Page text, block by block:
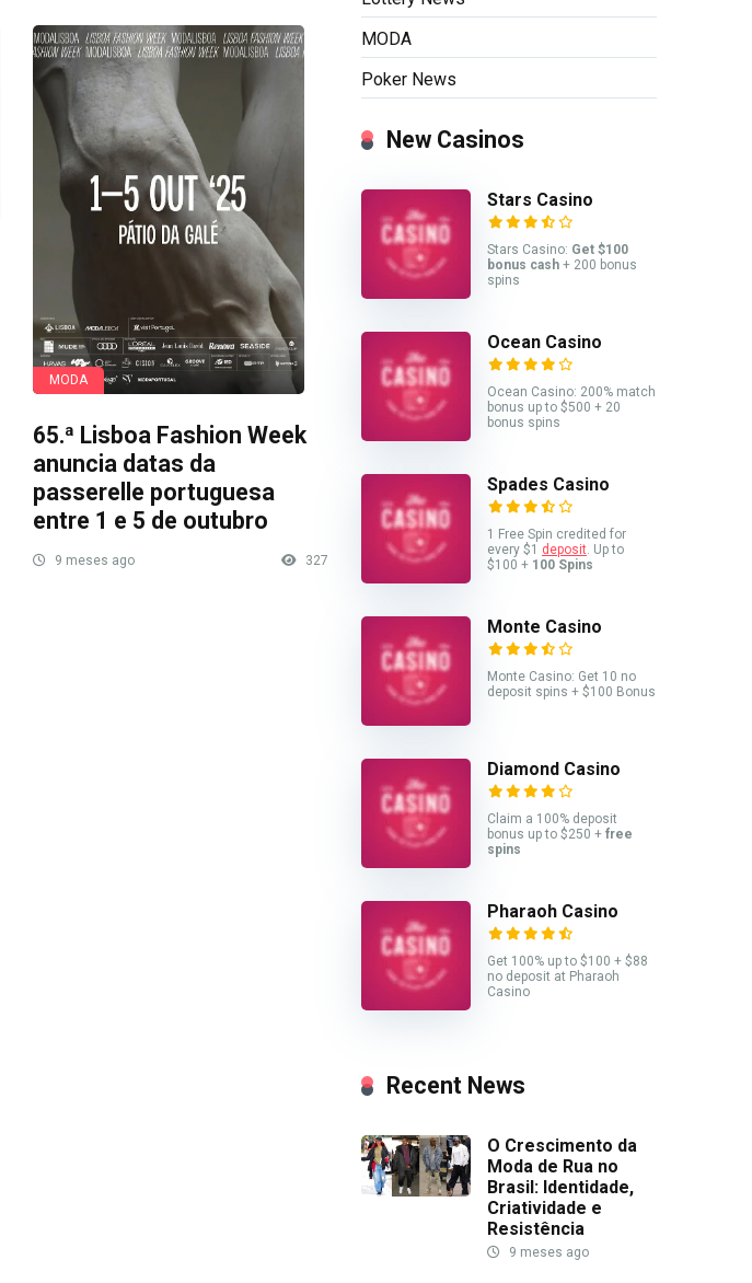
MODA
65.ª Lisboa Fashion Week
anuncia datas da
passerelle portuguesa
entre 1 e 5 de outubro
9 meses ago 327
MODA
Poker News
New Casinos
Stars Casino
Stars Casino: Get $100
bonus cash + 200 bonus
spins
Ocean Casino
Ocean Casino: 200% match
bonus up to $500 + 20
bonus spins
Spades Casino
1 Free Spin credited for
every $1 deposit. Up to
$100 + 100 Spins
Monte Casino
Monte Casino: Get 10 no
deposit spins + $100 Bonus
Diamond Casino
Claim a 100% deposit
bonus up to $250 + free
spins
Pharaoh Casino
Get 100% up to $100 + $88
no deposit at Pharaoh
Casino
Recent News
O Crescimento da
Moda de Rua no
Brasil: Identidade,
Criatividade e
Resistência
9 meses ago